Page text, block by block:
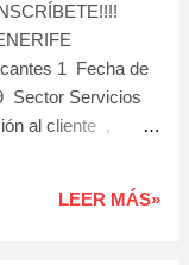
1 Fecha de
Sector Servicios
al cliente ,
Mínima 1 AÑO
LEER MÁS»